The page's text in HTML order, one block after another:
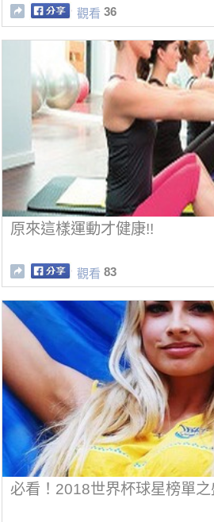
觀看 36
原來這樣運動才健康!!
觀看 83
必看！2018世界杯球星榜單